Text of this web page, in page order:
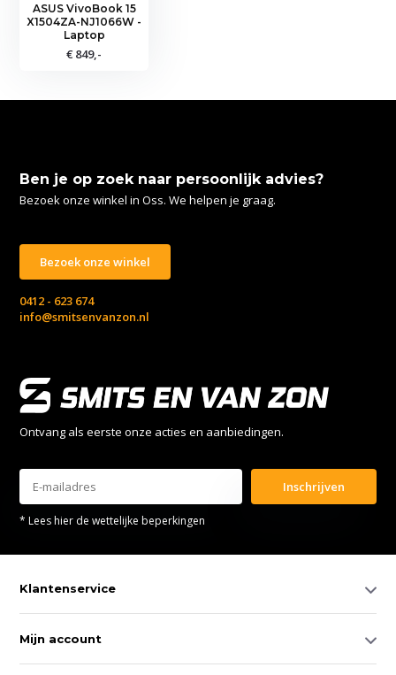
ASUS VivoBook 15
X1504ZA-NJ1066W -
Laptop
€ 849,-
Ben je op zoek naar persoonlijk advies?
Bezoek onze winkel in Oss. We helpen je graag.
Bezoek onze winkel
0412 - 623 674
info@smitsenvanzon.nl
Ontvang als eerste onze acties en aanbiedingen.
Inschrijven
* Lees hier de wettelijke beperkingen
Klantenservice
Mijn account